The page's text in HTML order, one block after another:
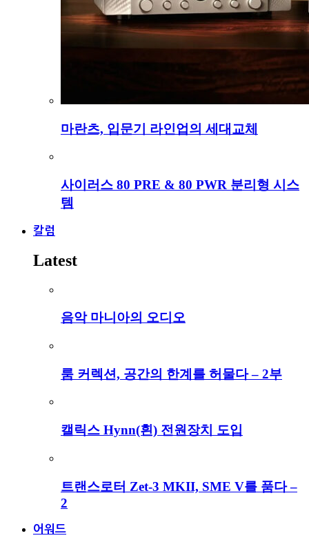
마란츠, 입문기 라인업의 세대교체
사이러스 80 PRE & 80 PWR 분리형 시스
템
칼럼
Latest
음악 마니아의 오디오
룸 커렉션, 공간의 한계를 허물다 – 2부
캘릭스 Hynn(흰) 전원장치 도입
트랜스로터 Zet-3 MKII, SME V를 품다 –
2
어워드